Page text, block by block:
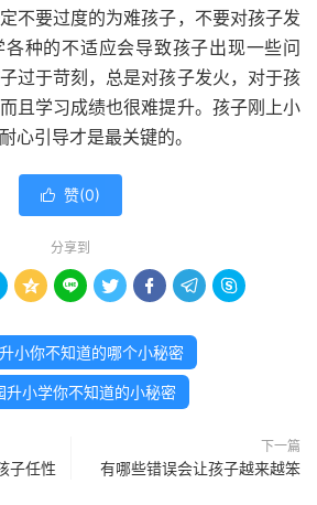
不要过度的为难孩子，不要对孩子发
种的不适应会导致孩子出现一些问
过于苛刻，总是对孩子发火，对于孩
且学习成绩也很难提升。孩子刚上小
心引导才是最关键的。
 赞(0)
分享到
     
小你不知道的哪个小秘密
升小学你不知道的小秘密
子任性
下一篇
有哪些错误会让孩子越来越笨